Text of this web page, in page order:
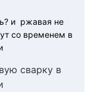
и ржавая не
со временем в
сварку в